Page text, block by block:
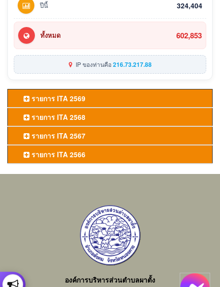
ปีนี้ 324,404
ทั้งหมด 602,853
IP ของท่านคือ216.73.217.88
รายการ ITA 2569
รายการ ITA 2568
รายการ ITA 2567
รายการ ITA 2566
องค์การบริหารส่วนตำบลผาตั้ง